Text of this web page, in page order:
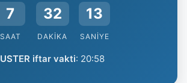
7
SAAT
32
DAKIKA
12
SANIYE
USTER iftar vakti: 20:58